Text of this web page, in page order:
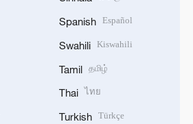
Spanish Español
Swahili Kiswahili
Tamil தமிழ்
Thai ไทย
Turkish Türkçe